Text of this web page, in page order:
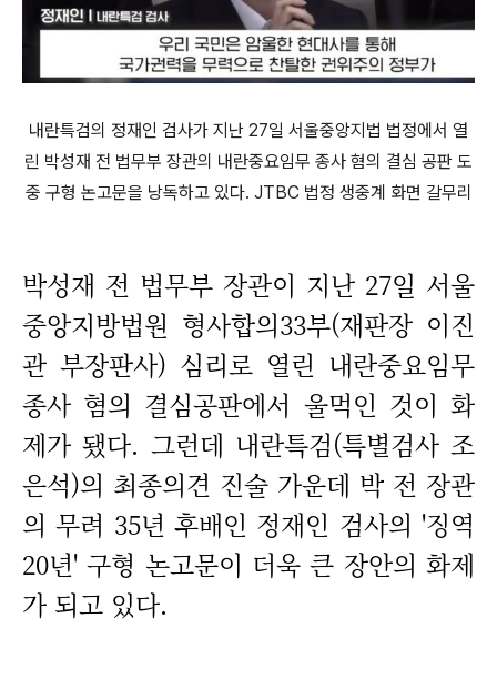
내란특검의 정재인 검사가 지난 27일 서울중앙지법 법정에서 열
린 박성재 전 법무부 장관의 내란중요임무 종사 혐의 결심 공판 도
중 구형 논고문을 낭독하고 있다. JTBC 법정 생중계 화면 갈무리
박성재 전 법무부 장관이 지난 27일 서울
중앙지방법원 형사합의33부(재판장 이진
관 부장판사) 심리로 열린 내란중요임무
종사 혐의 결심공판에서 울먹인 것이 화
제가 됐다. 그런데 내란특검(특별검사 조
은석)의 최종의견 진술 가운데 박 전 장관
의 무려 35년 후배인 정재인 검사의 '징역
20년' 구형 논고문이 더욱 큰 장안의 화제
가 되고 있다.